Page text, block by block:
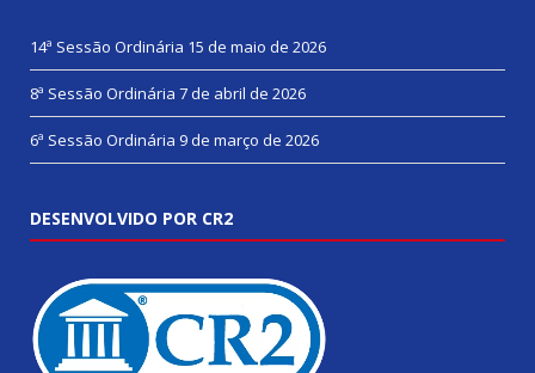
14ª Sessão Ordinária 15 de maio de 2026
8ª Sessão Ordinária 7 de abril de 2026
6ª Sessão Ordinária 9 de março de 2026
DESENVOLVIDO POR CR2